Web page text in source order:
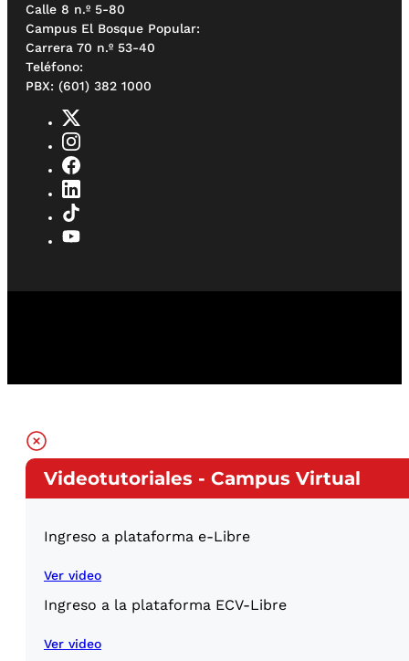
Calle 8 n.º 5-80
Campus El Bosque Popular:
Carrera 70 n.º 53-40
Teléfono:
PBX: (601) 382 1000
Videotutoriales - Campus Virtual
Ingreso a plataforma e-Libre
Ver video
Ingreso a la plataforma ECV-Libre
Ver video